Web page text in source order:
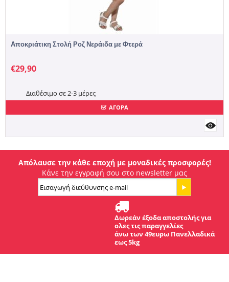
Αποκριάτικη Στολή Ροζ Νεράιδα με Φτερά
€29,90
Διαθέσιμο σε 2-3 μέρες
ΑΓΟΡΑ
Απόλαυσε την κάθε εποχή με μοναδικές προσφορές!
Κάνε την εγγραφή σου στο newsletter μας
Δωρεάν έξοδα αποστολής για
ολες τις παραγγελίες
άνω των 49ευρω Πανελλαδικά
εως 5kg